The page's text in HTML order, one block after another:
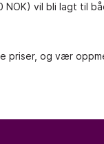
NOK) vil bli lagt til
priser, og vær